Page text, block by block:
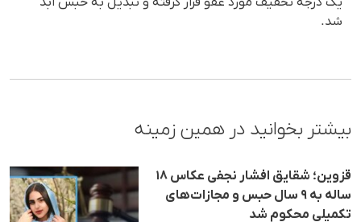
شد.
بیشتر بخوانید در همین زمینه
قزوین؛ شقایق افشار نجفی عکاس ۱۸
ساله به ۹ سال حبس و مجازات‌های
تکمیلی محکوم شد